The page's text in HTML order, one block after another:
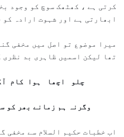
کرتی ہے ، کھٹھک سوچ کو وجود
ابھارتی ہے اور شہوت ارادہ کو
میرا موضوع تو اصل میں مخفی
تھا لیکن اسمیں ظاہری بد نظری
چلو اچھا ہوا کام
وگرنہ ہم زمانے بھر کو
اب خطبات حکیم السلام سے مخفی